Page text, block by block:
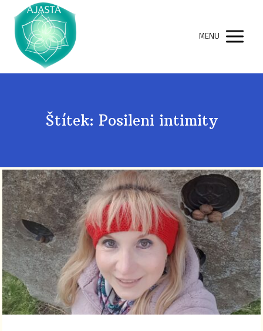
MENU
Štítek: Posileni intimity